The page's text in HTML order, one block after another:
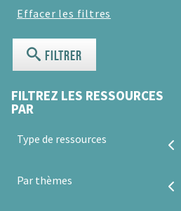
Filtrer
FILTREZ LES RESSOURCES
PAR
Type de ressources
Par thèmes